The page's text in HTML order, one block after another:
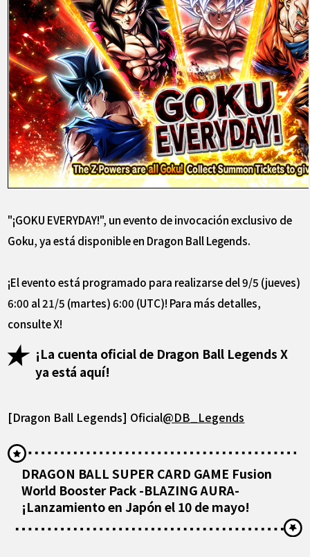
"¡GOKU EVERYDAY!", un evento de invocación exclusivo de
Goku, ya está disponible en Dragon Ball Legends.
¡El evento está programado para realizarse del 9/5 (jueves)
6:00 al 21/5 (martes) 6:00 (UTC)! Para más detalles,
consulte X!
¡La cuenta oficial de Dragon Ball Legends X
ya está aquí!
[Dragon Ball Legends] Oficial@DB_Legends
DRAGON BALL SUPER CARD GAME Fusion
World Booster Pack -BLAZING AURA-
¡Lanzamiento en Japón el 10 de mayo!